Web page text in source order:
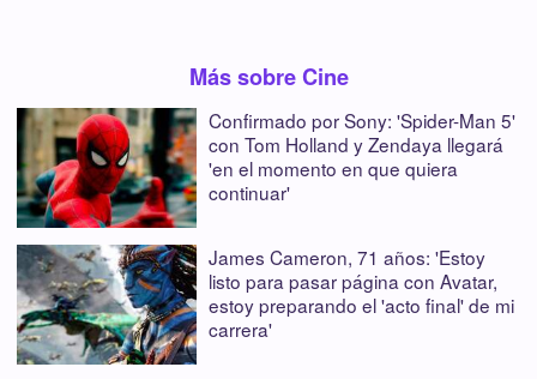
Más sobre Cine
Confirmado por Sony: 'Spider-Man 5'
con Tom Holland y Zendaya llegará
'en el momento en que quiera
continuar'
James Cameron, 71 años: 'Estoy
listo para pasar página con Avatar,
estoy preparando el 'acto final' de mi
carrera'